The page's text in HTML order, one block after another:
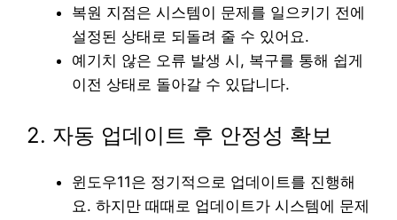
복원 지점은 시스템이 문제를 일으키기 전에
설정된 상태로 되돌려 줄 수 있어요.
예기치 않은 오류 발생 시, 복구를 통해 쉽게
이전 상태로 돌아갈 수 있답니다.
2. 자동 업데이트 후 안정성 확보
윈도우11은 정기적으로 업데이트를 진행해
요. 하지만 때때로 업데이트가 시스템에 문제